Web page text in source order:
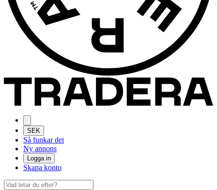
SEK
Så funkar det
Ny annons
Logga in
Skapa konto